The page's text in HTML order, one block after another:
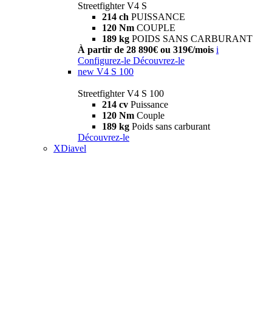
Streetfighter V4 S
214 ch PUISSANCE
120 Nm COUPLE
189 kg POIDS SANS CARBURANT
À partir de 28 890€ ou 319€/mois i
Configurez-le Découvrez-le
new V4 S 100
Streetfighter V4 S 100
214 cv Puissance
120 Nm Couple
189 kg Poids sans carburant
Découvrez-le
XDiavel